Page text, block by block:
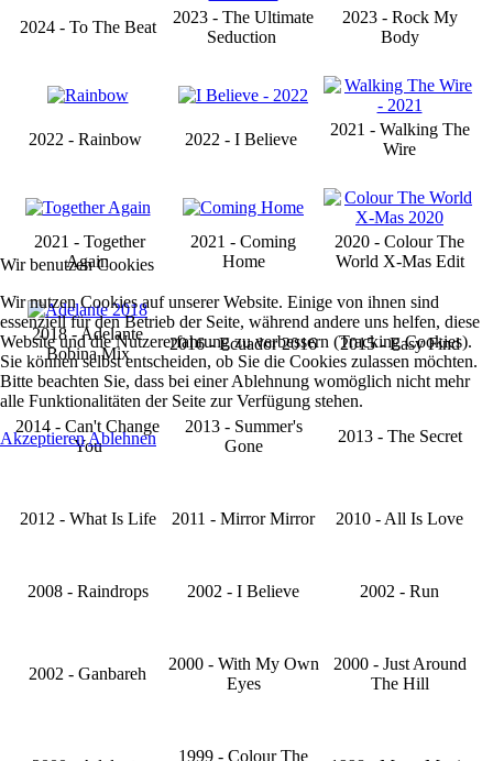
2024 - To The Beat
2023 - The Ultimate
Seduction
2023 - Rock My
Body
2022 - Rainbow 2022 - I Believe
2021 - Walking The
Wire
2021 - Together
Again
2021 - Coming
Home
2020 - Colour The
World X-Mas Edit
2018 - Adelante
Bobina Mix
2016 - Ecuador 2016 2015 - Easy Find
2014 - Can't Change
You
2013 - Summer's
Gone
2013 - The Secret
2012 - What Is Life 2011 - Mirror Mirror 2010 - All Is Love
2008 - Raindrops 2002 - I Believe 2002 - Run
2002 - Ganbareh
2000 - With My Own
Eyes
2000 - Just Around
The Hill
1999 - Colour The
Wir benutzen Cookies
Wir nutzen Cookies auf unserer Website. Einige von ihnen sind
essenziell für den Betrieb der Seite, während andere uns helfen, diese
Website und die Nutzererfahrung zu verbessern (Tracking Cookies).
Sie können selbst entscheiden, ob Sie die Cookies zulassen möchten.
Bitte beachten Sie, dass bei einer Ablehnung womöglich nicht mehr
alle Funktionalitäten der Seite zur Verfügung stehen.
AkzeptierenAblehnen